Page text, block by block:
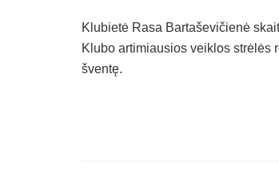
Klubietė Rasa Bartaševičienė
Klubo artimiausios veiklos strėlės
šventę.